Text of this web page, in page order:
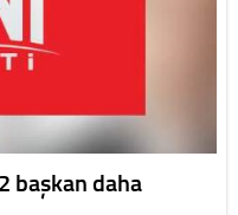
başkan daha